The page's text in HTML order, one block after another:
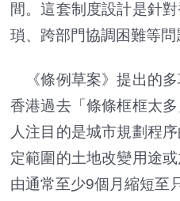
間。這套制度設計是針
瑣、跨部門協調困難等問
《條例草案》提出的多
香港過去「條條框框太
人注目的是城市規劃程
定範圍的土地改變用途
由通常至少9個月縮短至